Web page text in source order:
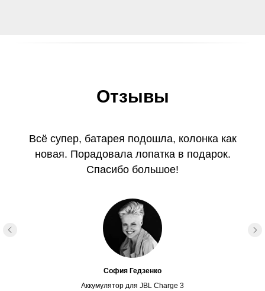
Отзывы
Всё супер, батарея подошла, колонка как
новая. Порадовала лопатка в подарок.
Спасибо большое!
София Гедзенко
Аккумулятор для JBL Charge 3